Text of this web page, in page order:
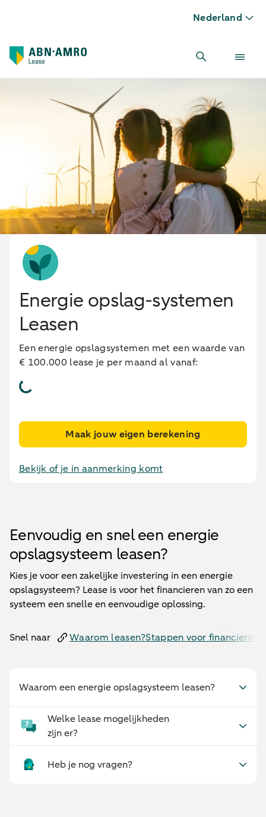
Nederland
Energie opslag-systemen
Leasen
Een energie opslagsystemen met een waarde van
€ 100.000 lease je per maand al vanaf:
Maak jouw eigen berekening
Bekijk of je in aanmerking komt
Eenvoudig en snel een energie
opslagsysteem leasen?
Kies je voor een zakelijke investering in een energie
opslagsysteem? Lease is voor het financieren van zo een
systeem een snelle en eenvoudige oplossing.
Snel naar Waarom leasen?Stappen voor financiering
Waarom een energie opslagsysteem leasen?
Welke lease mogelijkheden
zijn er?
Heb je nog vragen?